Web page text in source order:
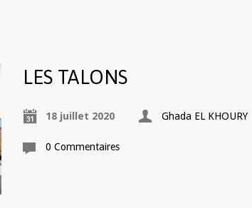
LES TALONS
18 juillet 2020 Ghada EL KHOURY
0 Commentaires